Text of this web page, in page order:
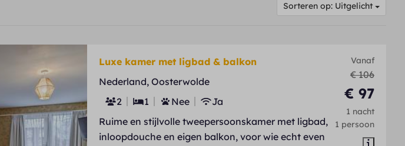
Sorteren op: Uitgelicht
Vanaf
€ 106
€ 97
1 nacht
1 persoon
Luxe kamer met ligbad & balkon
Nederland, Oosterwolde
2
1 Nee
Ja
Ruime en stijlvolle tweepersoonskamer met ligbad,
inloopdouche en eigen balkon, voor wie echt even